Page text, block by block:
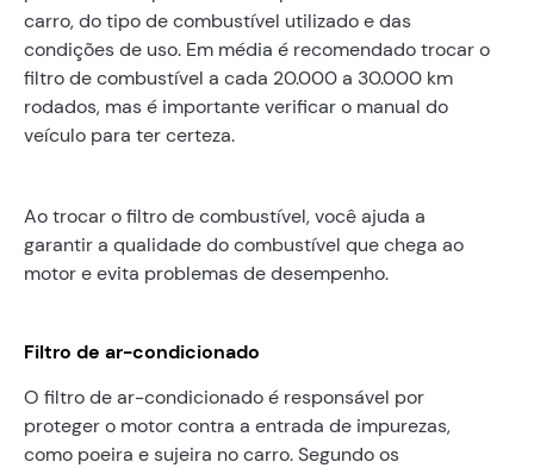
carro, do tipo de combustível utilizado e das
condições de uso. Em média é recomendado trocar o
filtro de combustível a cada 20.000 a 30.000 km
rodados, mas é importante verificar o manual do
veículo para ter certeza.
Ao trocar o filtro de combustível, você ajuda a
garantir a qualidade do combustível que chega ao
motor e evita problemas de desempenho.
Filtro de ar-condicionado
O filtro de ar-condicionado é responsável por
proteger o motor contra a entrada de impurezas,
como poeira e sujeira no carro. Segundo os